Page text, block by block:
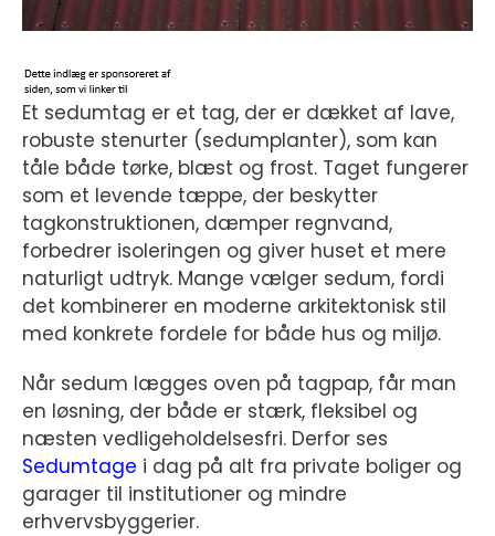
Et sedumtag er et tag, der er dækket af lave,
robuste stenurter (sedumplanter), som kan
tåle både tørke, blæst og frost. Taget fungerer
som et levende tæppe, der beskytter
tagkonstruktionen, dæmper regnvand,
forbedrer isoleringen og giver huset et mere
naturligt udtryk. Mange vælger sedum, fordi
det kombinerer en moderne arkitektonisk stil
med konkrete fordele for både hus og miljø.
Når sedum lægges oven på tagpap, får man
en løsning, der både er stærk, fleksibel og
næsten vedligeholdelsesfri. Derfor ses
Sedumtage i dag på alt fra private boliger og
garager til institutioner og mindre
erhvervsbyggerier.